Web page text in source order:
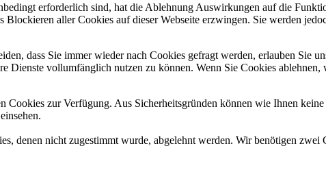
erforderlich sind, hat die Ablehnung Auswirkungen auf die
aller Cookies auf dieser Webseite erzwingen. Sie werden
dass Sie immer wieder nach Cookies gefragt werden, erlauben Sie
Dienste vollumfänglich nutzen zu können. Wenn Sie Cookies ablehnen,
zur Verfügung. Aus Sicherheitsgründen können wie Ihnen
denen nicht zugestimmt wurde, abgelehnt werden. Wir benötigen zwei